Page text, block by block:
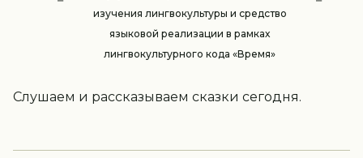
изучения лингвокультуры и средство
языковой реализации в рамках
лингвокультурного кода «Время»
Слушаем и рассказываем сказки сегодня.